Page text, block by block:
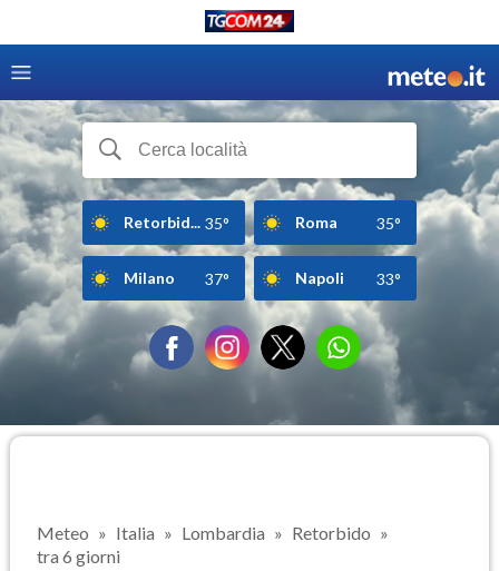
Retorbid... 35° Roma 35°
Milano 37° Napoli 33°
Meteo Italia Lombardia
Retorbido
tra 6 giorni